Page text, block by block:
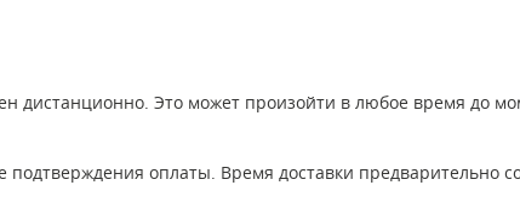
дистанционно. Это может произойти в любое время до
оплаты. Время доставки предварительно